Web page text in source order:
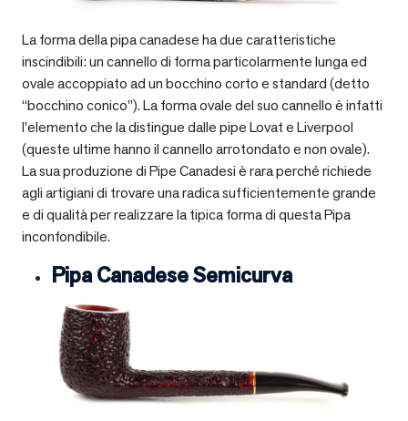
La forma della pipa canadese ha due caratteristiche
inscindibili: un cannello di forma particolarmente lunga ed
ovale accoppiato ad un bocchino corto e standard (detto
“bocchino conico”). La forma ovale del suo cannello è infatti
l’elemento che la distingue dalle pipe Lovat e Liverpool
(queste ultime hanno il cannello arrotondato e non ovale).
La sua produzione di Pipe Canadesi è rara perché richiede
agli artigiani di trovare una radica sufficientemente grande
e di qualità per realizzare la tipica forma di questa Pipa
inconfondibile.
Pipa Canadese Semicurva